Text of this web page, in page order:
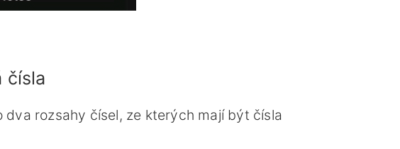
čísla
rozsahy čísel, ze kterých mají být čísla